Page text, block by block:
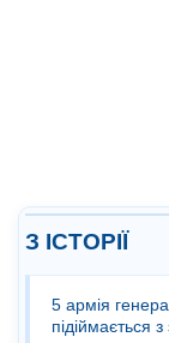
З ІСТОРІЇ
5 армія
підіймається з